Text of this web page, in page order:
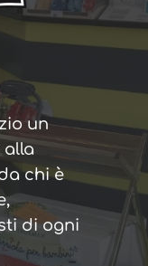
un
alla
chi è
di ogni